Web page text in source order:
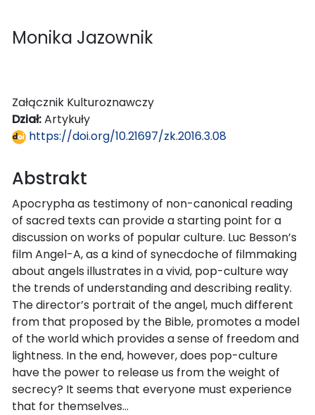
Monika Jazownik
Załącznik Kulturoznawczy
Dział:Artykuły
https://doi.org/10.21697/zk.2016.3.08
Abstrakt
Apocrypha as testimony of non-canonical reading
of sacred texts can provide a starting point for a
discussion on works of popular culture. Luc Besson’s
film Angel-A, as a kind of synecdoche of filmmaking
about angels illustrates in a vivid, pop-culture way
the trends of understanding and describing reality.
The director’s portrait of the angel, much different
from that proposed by the Bible, promotes a model
of the world which provides a sense of freedom and
lightness. In the end, however, does pop-culture
have the power to release us from the weight of
secrecy? It seems that everyone must experience
that for themselves…